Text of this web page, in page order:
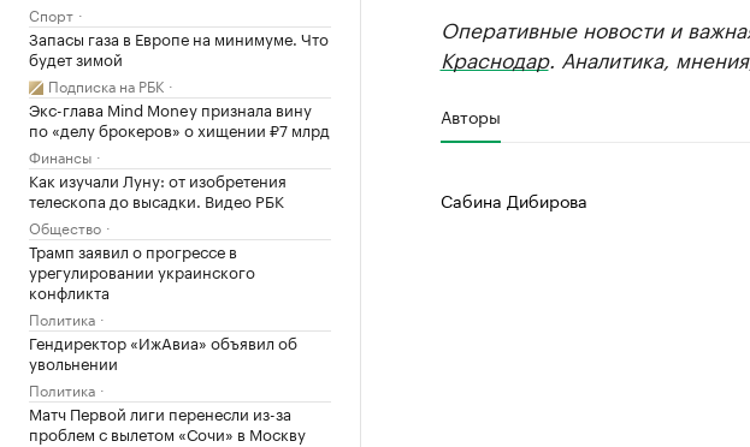
Спорт
Запасы газа в Европе на минимуме. Что
будет зимой
Подписка на РБК
Экс-глава Mind Money признала вину
по «делу брокеров» о хищении ₽7 млрд
Финансы
Как изучали Луну: от изобретения
телескопа до высадки. Видео РБК
Общество
Трамп заявил о прогрессе в
урегулировании украинского
конфликта
Политика
Гендиректор «ИжАвиа» объявил об
увольнении
Политика
Матч Первой лиги перенесли из-за
проблем с вылетом «Сочи» в Москву
Оперативные новости и
Краснодар. Аналитика,
Авторы
Сабина Дибирова